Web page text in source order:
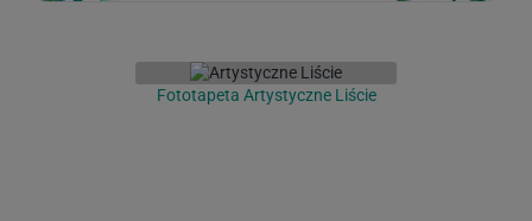
Fototapeta Artystyczne Liście